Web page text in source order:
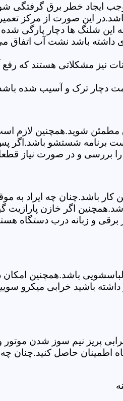
ایجاد خطر برق گرفتگی
این صورت از مرکز
شلنگ ها دچار پارگی
داشته باشد نشت آب اتفاق
نیز مشکلاتی هستند که
دچار ترک و آسیب شده
شوید.همچنین لازم
برنامه شستشو باشد.اگر
را بررسی و در صورت نیاز
باشد.چنان چه ایراد
اگر خازن پارازیت
و زبانه درب دستگاه
باشد.همچنین امکان
باشید خرابی میکرو
پریز نیم سوز شدن موتور
حاصل کنید.چنان